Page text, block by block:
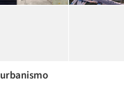
urbanismo